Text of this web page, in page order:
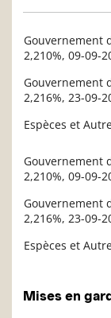
Description
Gouvernement
2,210%, 09-09-
Gouvernement
2,216%, 23-09-
Espèces et
Description
Gouvernement
2,210%, 09-09-
Gouvernement
2,216%, 23-09-
Espèces et
Mises en